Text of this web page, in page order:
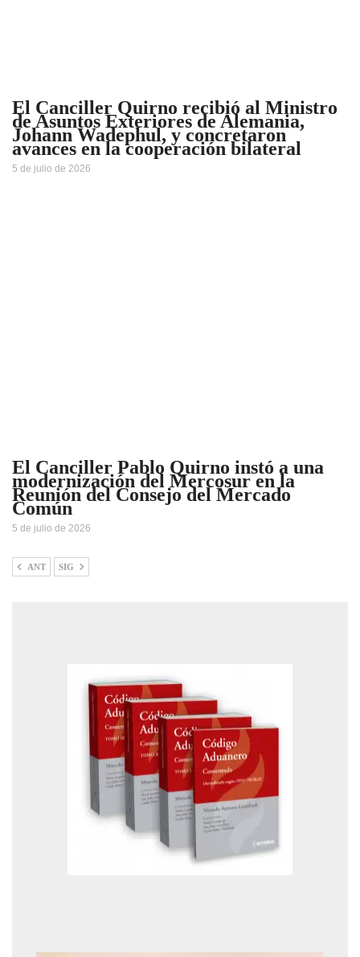
El Canciller Quirno recibió al Ministro
de Asuntos Exteriores de Alemania,
Johann Wadephul, y concretaron
avances en la cooperación bilateral
5 de julio de 2026
El Canciller Pablo Quirno instó a una
modernización del Mercosur en la
Reunión del Consejo del Mercado
Común
5 de julio de 2026
ANT SIG